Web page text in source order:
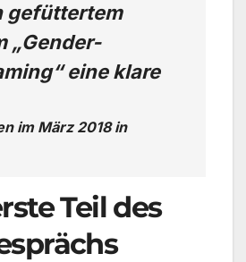
gefüttertem
„Gender-
eine klare
im März 2018 in
Teil des